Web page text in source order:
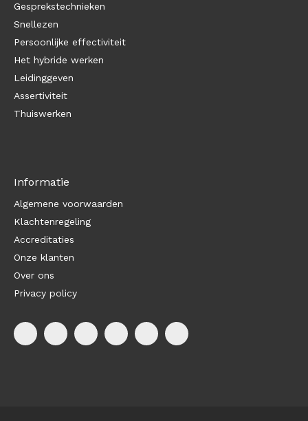
Gesprekstechnieken
Snellezen
Persoonlijke effectiviteit
Het hybride werken
Leidinggeven
Assertiviteit
Thuiswerken
Informatie
Algemene voorwaarden
Klachtenregeling
Accreditaties
Onze klanten
Over ons
Privacy policy